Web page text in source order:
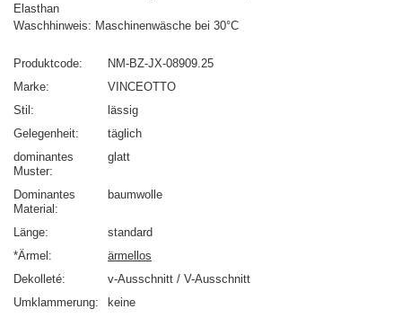
Elasthan
Waschhinweis: Maschinenwäsche bei 30°C
Produktcode
NM-BZ-JX-08909.25
Marke
VINCEOTTO
Stil
lässig
Gelegenheit
täglich
dominantes
Muster
glatt
Dominantes
Material
baumwolle
Länge
standard
*Ärmel
ärmellos
Dekolleté
v-Ausschnitt / V-Ausschnitt
Umklammerung
keine